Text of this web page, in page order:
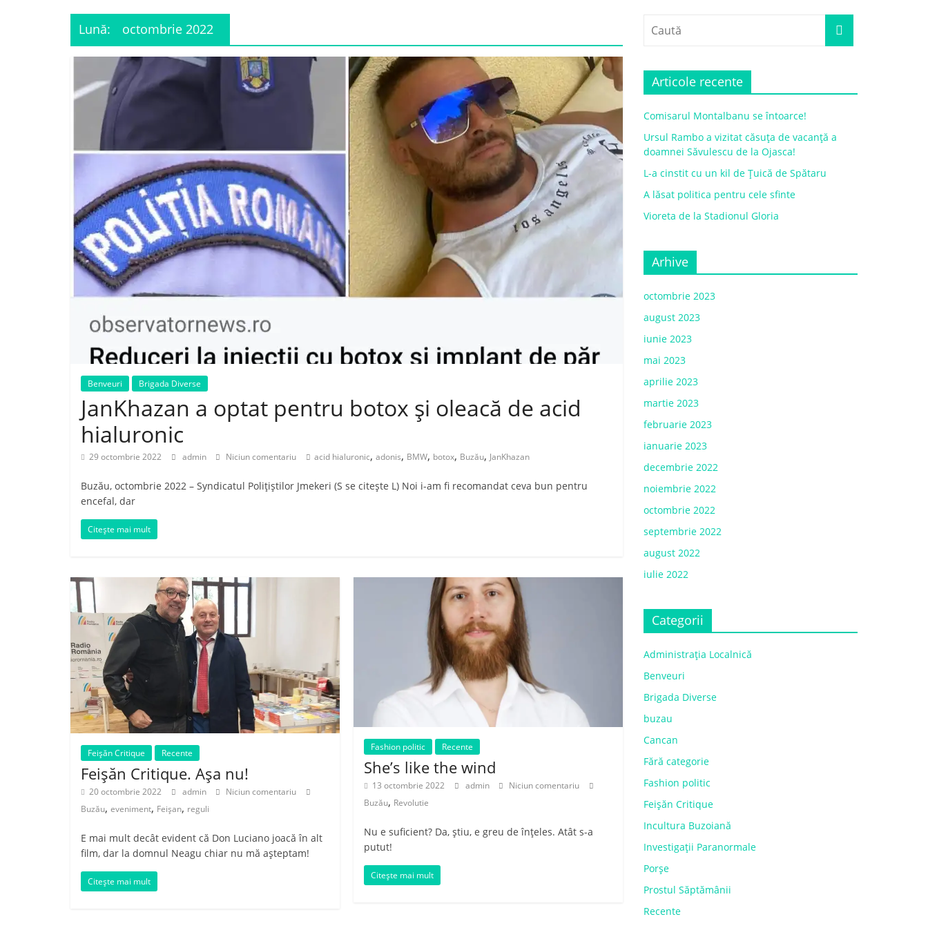
Lună: octombrie 2022
Benveuri Brigada Diverse
JanKhazan a optat pentru botox și oleacă de acid
hialuronic
29 octombrie 2022 admin Niciun comentariu acid hialuronic, adonis, BMW, botox, Buzău, JanKhazan
Buzău, octombrie 2022 – Syndicatul Polițiștilor Jmekeri (S se citește L) Noi i-am fi recomandat ceva bun pentru
encefal, dar
Citește mai mult
Feișăn Critique Recente
Feișăn Critique. Așa nu!
20 octombrie 2022 admin
Niciun comentariu
Buzău, eveniment, Feișan, reguli
E mai mult decât evident că Don Luciano joacă în alt
film, dar la domnul Neagu chiar nu mă așteptam!
Citește mai mult
Fashion politic Recente
She’s like the wind
13 octombrie 2022 admin
Niciun comentariu
Buzău, Revolutie
Nu e suficient? Da, știu, e greu de înțeles. Atât s-a
putut!
Citește mai mult
Articole recente
Comisarul Montalbanu se întoarce!
Ursul Rambo a vizitat căsuța de vacanță a
doamnei Săvulescu de la Ojasca!
L-a cinstit cu un kil de Țuică de Spătaru
A lăsat politica pentru cele sfinte
Vioreta de la Stadionul Gloria
Arhive
octombrie 2023
august 2023
iunie 2023
mai 2023
aprilie 2023
martie 2023
februarie 2023
ianuarie 2023
decembrie 2022
noiembrie 2022
octombrie 2022
septembrie 2022
august 2022
iulie 2022
Categorii
Administrația Localnică
Benveuri
Brigada Diverse
buzau
Cancan
Fără categorie
Fashion politic
Feișăn Critique
Incultura Buzoiană
Investigații Paranormale
Porșe
Prostul Săptămânii
Recente